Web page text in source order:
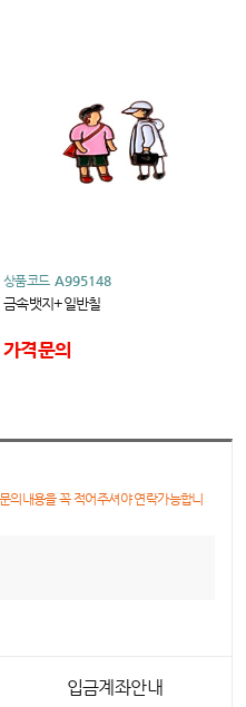
상품코드 A995148
금속뱃지+일반칠
가격문의
의내용을 꼭 적어주셔야 연락가능합니
입금계좌안내